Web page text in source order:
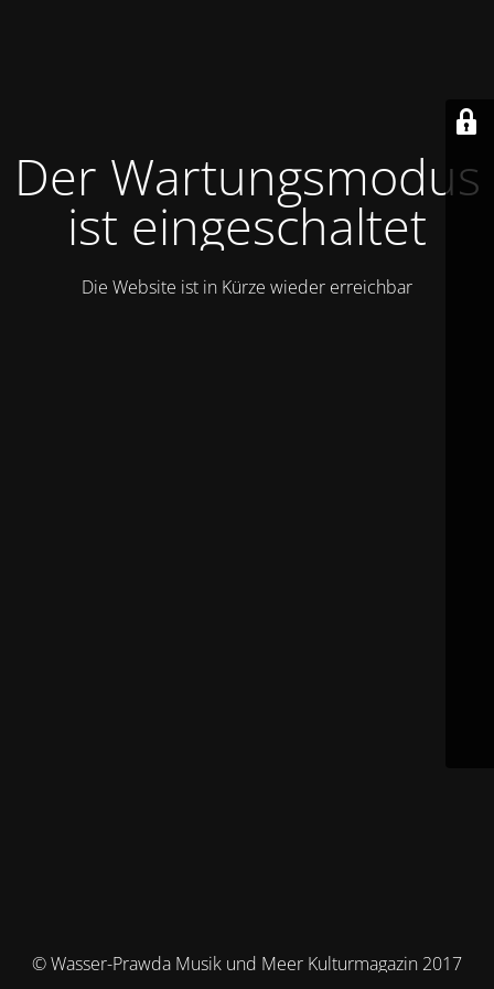
Der Wartungsmodus
ist eingeschaltet
Die Website ist in Kürze wieder erreichbar
© Wasser-Prawda Musik und Meer Kulturmagazin 2017